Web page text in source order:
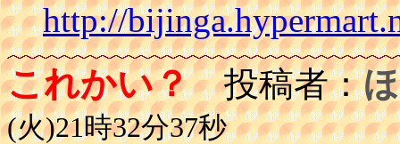
http://
これかい？投稿者：
(火)21時32分37秒